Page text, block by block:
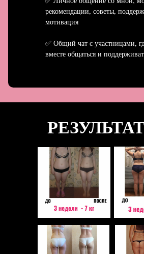
рекомендации, советы,
мотивация
✅ Общий чат с участницами,
вместе общаться и